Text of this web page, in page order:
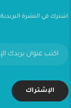
اشترك في النشرة البريدية